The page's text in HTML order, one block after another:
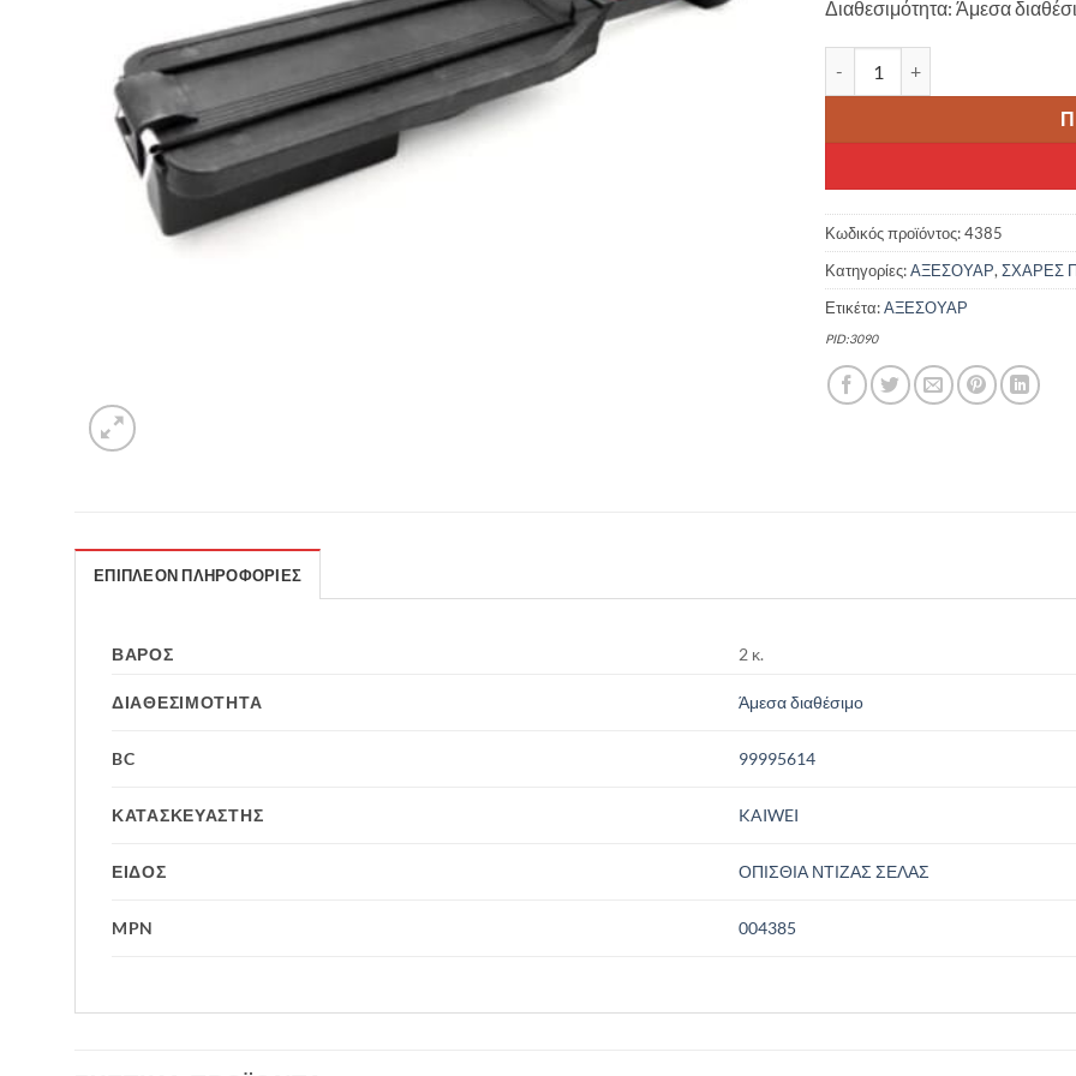
20.00 €.
Διαθεσιμότητα: Άμεσα
Κωδικός προϊόντος:4385
Κατηγορίες:ΑΞΕΣΟΥΑΡ,ΣΧΑΡΕΣ
Ετικέτα:ΑΞΕΣΟΥΑΡ
PID:3090
ΕΠΙΠΛΈΟΝ ΠΛΗΡΟΦΟΡΊΕΣ
ΒΆΡΟΣ 2 κ.
ΔΙΑΘΕΣΙΜΟΤΗΤΑ Άμεσα διαθέσιμο
BC 99995614
ΚΑΤΑΣΚΕΥΑΣΤΗΣ KAIWEI
ΕΙΔΟΣ ΟΠΙΣΘΙΑ ΝΤΙΖΑΣ ΣΕΛΑΣ
MPN 004385